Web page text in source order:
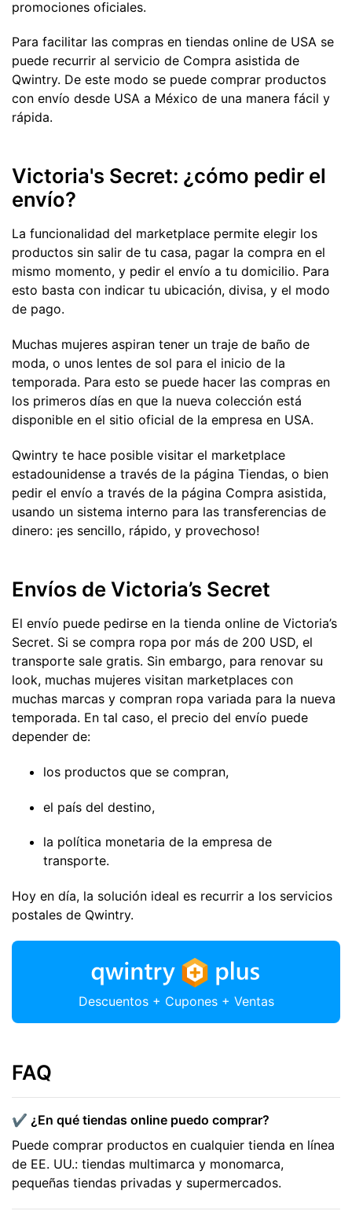
promociones oficiales.
Para facilitar las compras en tiendas online de USA se
puede recurrir al servicio de Compra asistida de
Qwintry. De este modo se puede comprar productos
con envío desde USA a México de una manera fácil y
rápida.
Victoria's Secret: ¿cómo pedir el
envío?
La funcionalidad del marketplace permite elegir los
productos sin salir de tu casa, pagar la compra en el
mismo momento, y pedir el envío a tu domicilio. Para
esto basta con indicar tu ubicación, divisa, y el modo
de pago.
Muchas mujeres aspiran tener un traje de baño de
moda, o unos lentes de sol para el inicio de la
temporada. Para esto se puede hacer las compras en
los primeros días en que la nueva colección está
disponible en el sitio oficial de la empresa en USA.
Qwintry te hace posible visitar el marketplace
estadounidense a través de la página Tiendas, o bien
pedir el envío a través de la página Compra asistida,
usando un sistema interno para las transferencias de
dinero: ¡es sencillo, rápido, y provechoso!
Envíos de Victoria’s Secret
El envío puede pedirse en la tienda online de Victoria’s
Secret. Si se compra ropa por más de 200 USD, el
transporte sale gratis. Sin embargo, para renovar su
look, muchas mujeres visitan marketplaces con
muchas marcas y compran ropa variada para la nueva
temporada. En tal caso, el precio del envío puede
depender de:
los productos que se compran,
el país del destino,
la política monetaria de la empresa de
transporte.
Hoy en día, la solución ideal es recurrir a los servicios
postales de Qwintry.
Descuentos + Cupones + Ventas
FAQ
✔️ ¿En qué tiendas online puedo comprar?
Puede comprar productos en cualquier tienda en línea
de EE. UU.: tiendas multimarca y monomarca,
pequeñas tiendas privadas y supermercados.